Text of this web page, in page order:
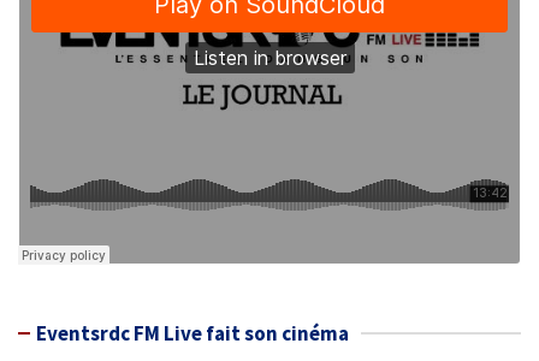
Eventsrdc FM Live fait son cinéma